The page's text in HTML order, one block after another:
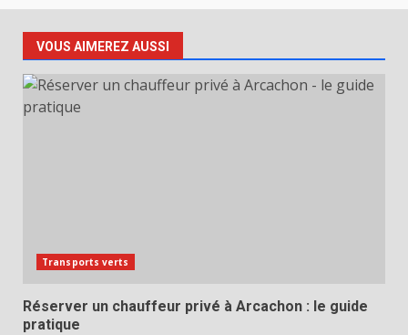
VOUS AIMEREZ AUSSI
Transports verts
Réserver un chauffeur privé à Arcachon : le guide
pratique